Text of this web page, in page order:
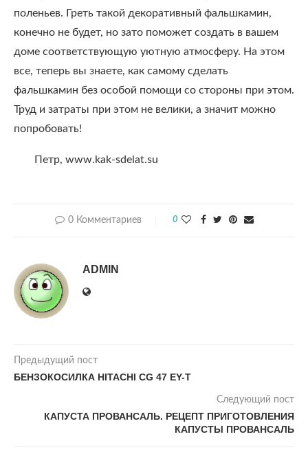
поленьев. Греть такой декоративный фальшкамин,
конечно не будет, но зато поможет создать в вашем
доме соответствующую уютную атмосферу. На этом
все, теперь вы знаете, как самому сделать
фальшкамин без особой помощи со стороны при этом.
Труд и затраты при этом не велики, а значит можно
попробовать!
Петр, www.kak-sdelat.su
0 Комментариев 0
ADMIN
Предыдущий пост
БЕНЗОКОСИЛКА НITACHI CG 47 EY-T
Следующий пост
КАПУСТА ПРОВАНСАЛЬ. РЕЦЕПТ ПРИГОТОВЛЕНИЯ
КАПУСТЫ ПРОВАНСАЛЬ